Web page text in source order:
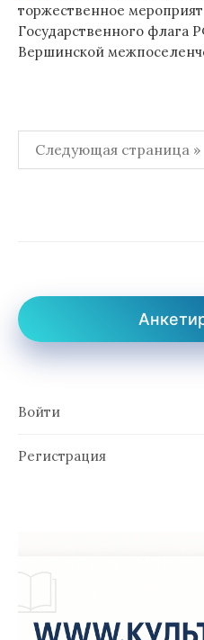
торжественное
Государственного флага
Вершинской
Пагинация
записей
Следующая страница »
Войти
Регистрация